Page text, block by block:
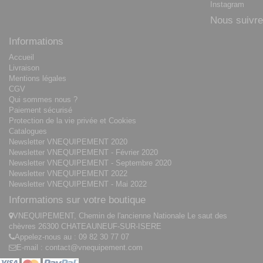
Instagram
Nous suivre
Informations
Accueil
Livraison
Mentions légales
CGV
Qui sommes nous ?
Paiement sécurisé
Protection de la vie privée et Cookies
Catalogues
Newsletter VNEQUIPEMENT 2020
Newsletter VNEQUIPEMENT - Février 2020
Newsletter VNEQUIPEMENT - Septembre 2020
Newsletter VNEQUIPEMENT 2022
Newsletter VNEQUIPEMENT - Mai 2022
Informations sur votre boutique
VNEQUIPEMENT, Chemin de l'ancienne Nationale Le saut des
chèvres 26300 CHATEAUNEUF-SUR-ISERE
Appelez-nous au : 09 82 30 77 07
E-mail : contact@vnequipement.com